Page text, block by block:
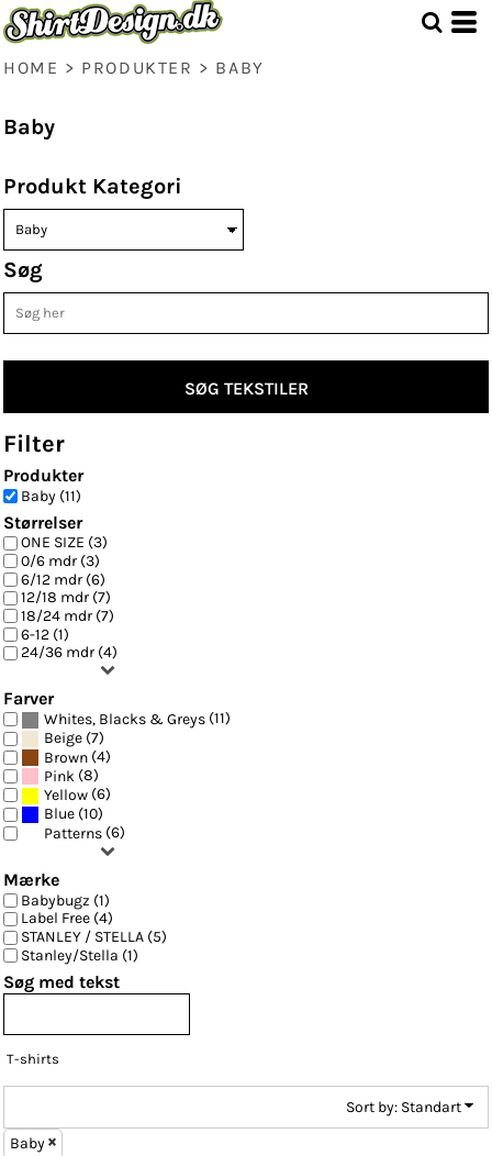
HOME > PRODUKTER > BABY
Baby
Produkt Kategori
Søg
SØG TEKSTILER
Filter
Produkter
Baby (11)
Størrelser
ONE SIZE (3)
0/6 mdr (3)
6/12 mdr (6)
12/18 mdr (7)
18/24 mdr (7)
6-12 (1)
24/36 mdr (4)
Farver
Whites, Blacks & Greys (11)
Beige (7)
Brown (4)
Pink (8)
Yellow (6)
Blue (10)
Patterns (6)
Mærke
Babybugz (1)
Label Free (4)
STANLEY / STELLA (5)
Stanley/Stella (1)
Søg med tekst
T-shirts
Sort by: Standart
Baby
Standart
Price: Lowest First
Date Added